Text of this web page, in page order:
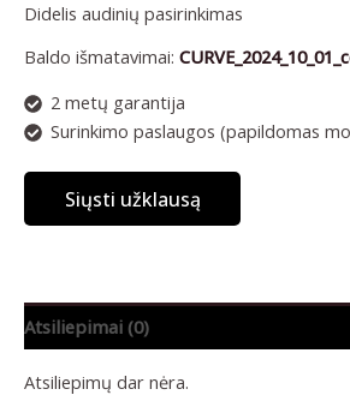
Didelis audinių pasirinkimas
Baldo išmatavimai:
2 metų garantija
Surinkimo paslaugos (papildomas
Siųsti užklausą
Atsiliepimai (0)
Atsiliepimų dar nėra.